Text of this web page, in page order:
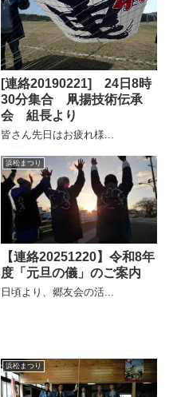
[連絡20190221] 24日8時
30分集合 凧揚技術伝承
会 組長より
皆さん先日はお疲れ様...
浜松まつり
【連絡20251220】令和8年
度「元旦の儀」のご案内
日頃より、郷友会の活...
浜松まつり